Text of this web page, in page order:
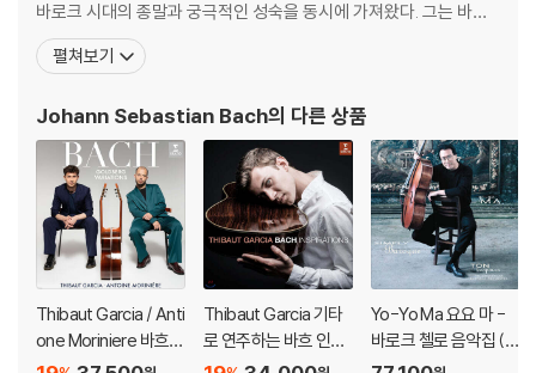
바로크 시대의 종말과 궁극적인 성숙을 동시에 가져왔다. 그는 바로
크 시대의 최후에 위치하는 대가로서, 일반적인 작품은 독일음악의
전통에 깊이 뿌리박고 있을 뿐 아니라, 그 위에 이탈리아나 프랑스의
였다. 종교적 작품은 기존 구교 음
펼쳐보기
Johann Sebastian Bach의 다른 상품
Thibaut Garcia / Anti
one Moriniere 바흐:
골드베르크 변주곡 (B
Thibaut Garcia 기타
로 연주하는 바흐 인스
퍼레이션 (Bach Inspir
Yo-Yo Ma 요요 마 -
바로크 첼로 음악집 (Si
mply Baroque) [청록